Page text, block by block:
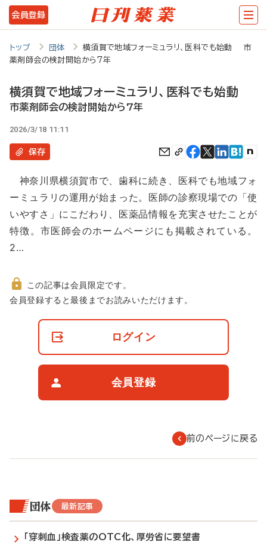
メ
イ
コ
ン
テ
ツ
に
動
会員登録
トップ 団体
横須賀で地域フォーミュラリ、医科でも始動 市
薬剤師会の検討開始から7年
横須賀で地域フォーミュラリ、医科でも始動
市薬剤師会の検討開始から7年
2026/3/18 11:11
保存
神奈川県横須賀市で、歯科に続き、医科でも地域フォ
ーミュラリの運用が始まった。医師の診察現場での「使
いやすさ」にこだわり、医薬品情報を充実させたことが
特徴。市医師会のホームページにも掲載されている。
2…
非
この記事は会員限定です。
会員登録すると最後までお読みいただけます。
ログイン
会員登録
前のページに戻る
団体 最新記事
「穿刺血」検査薬のOTC化、厚労省に要望書